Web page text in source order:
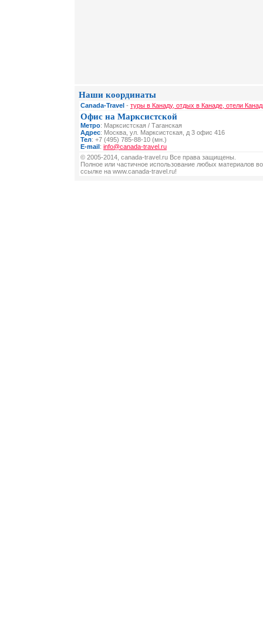
Наши координаты
Canada-Travel - туры в Канаду, отдых в Канаде, отели
Офис на Марксистской
Метро: Марксистская / Таганская
Адрес: Москва, ул. Марксистская, д 3 офис 416
Тел: +7 (495) 785-88-10 (мн.)
E-mail: info@canada-travel.ru
© 2005-2014, canada-travel.ru Все права защищены.
Полное или частичное использование любых материалов
ссылке на www.canada-travel.ru!